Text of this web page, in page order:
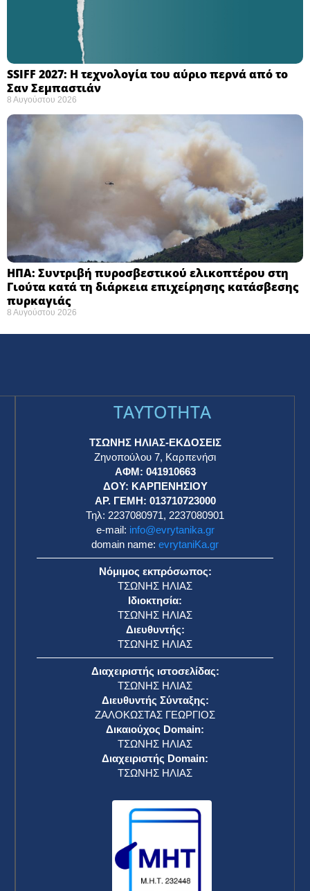
SSIFF 2027: Η τεχνολογία του αύριο περνά από το
Σαν Σεμπαστιάν ​
8 Αυγούστου 2026
ΗΠΑ: Συντριβή πυροσβεστικού ελικοπτέρου στη
Γιούτα κατά τη διάρκεια επιχείρησης κατάσβεσης
πυρκαγιάς ​
8 Αυγούστου 2026
TAYTOTHTA
ΤΣΩΝΗΣ ΗΛΙΑΣ-ΕΚΔΟΣΕΙΣ
Ζηνοπούλου 7, Καρπενήσι
ΑΦΜ: 041910663
ΔΟΥ: ΚΑΡΠΕΝΗΣΙΟΥ
ΑΡ. ΓΕΜΗ: 013710723000
Τηλ: 2237080971, 2237080901
e-mail: info@evrytanika.gr
domain name: evrytaniKa.gr
Νόμιμος εκπρόσωπος:
ΤΣΩΝΗΣ ΗΛΙΑΣ
Ιδιοκτησία:
ΤΣΩΝΗΣ ΗΛΙΑΣ
Διευθυντής:
ΤΣΩΝΗΣ ΗΛΙΑΣ
Διαχειριστής ιστοσελίδας:
ΤΣΩΝΗΣ ΗΛΙΑΣ
Διευθυντής Σύνταξης:
ΖΑΛΟΚΩΣΤΑΣ ΓΕΩΡΓΙΟΣ
Δικαιούχος Domain:
ΤΣΩΝΗΣ ΗΛΙΑΣ
Διαχειριστής Domain:
ΤΣΩΝΗΣ ΗΛΙΑΣ